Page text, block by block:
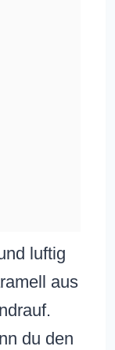
luftig
aus
du den